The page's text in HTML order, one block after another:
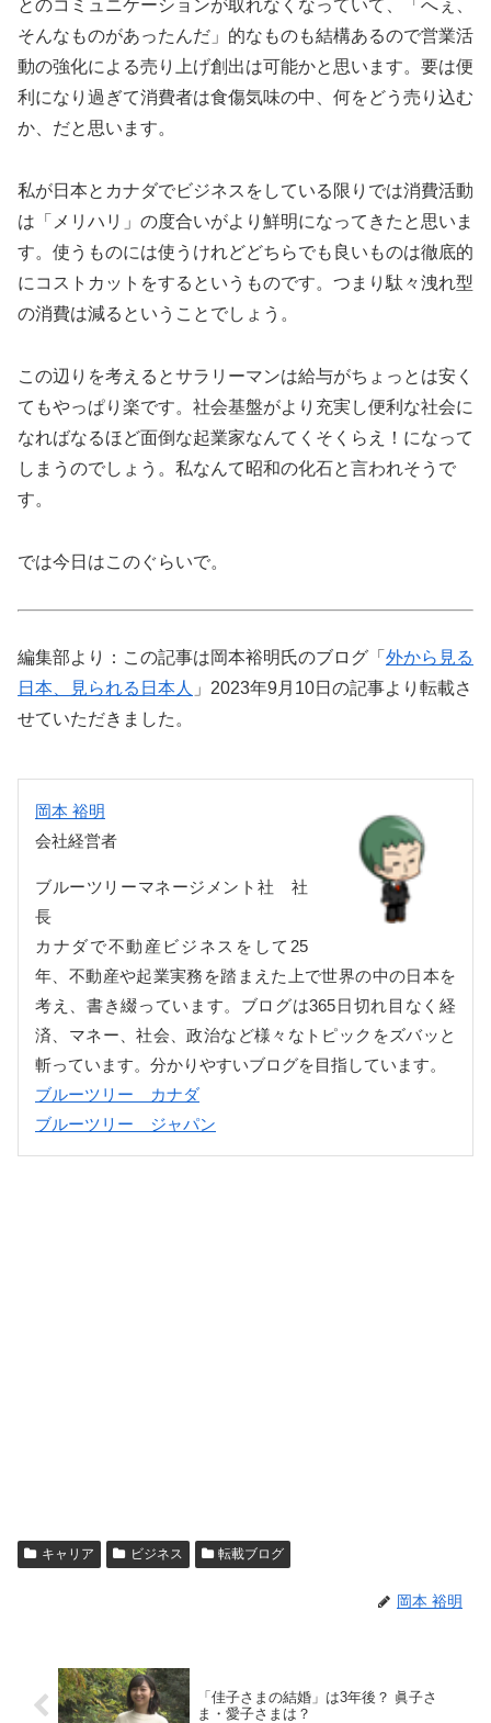
とのコミュニケーションが取れなくなっていて、「へぇ、
そんなものがあったんだ」的なものも結構あるので営業活
動の強化による売り上げ創出は可能かと思います。要は便
利になり過ぎて消費者は食傷気味の中、何をどう売り込む
か、だと思います。
私が日本とカナダでビジネスをしている限りでは消費活動
は「メリハリ」の度合いがより鮮明になってきたと思いま
す。使うものには使うけれどどちらでも良いものは徹底的
にコストカットをするというものです。つまり駄々洩れ型
の消費は減るということでしょう。
この辺りを考えるとサラリーマンは給与がちょっとは安く
てもやっぱり楽です。社会基盤がより充実し便利な社会に
なればなるほど面倒な起業家なんてくそくらえ！になって
しまうのでしょう。私なんて昭和の化石と言われそうで
す。
では今日はこのぐらいで。
編集部より：この記事は岡本裕明氏のブログ「 外から見る
日本、見られる日本人 」2023年9月10日の記事より転載さ
せていただきました。
岡本 裕明
会社経営者
ブルーツリーマネージメント社 社
長
カナダで不動産ビジネスをして25
年、不動産や起業実務を踏まえた上で世界の中の日本を
考え、書き綴っています。ブログは365日切れ目なく経
済、マネー、社会、政治など様々なトピックをズバッと
斬っています。分かりやすいブログを目指しています。
ブルーツリー カナダ
ブルーツリー ジャパン
キャリア ビジネス 転載ブログ
岡本 裕明
「佳子さまの結婚」は3年後？ 眞子さ
ま・愛子さまは？